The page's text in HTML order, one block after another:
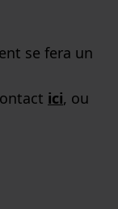
se fera un
ici, ou